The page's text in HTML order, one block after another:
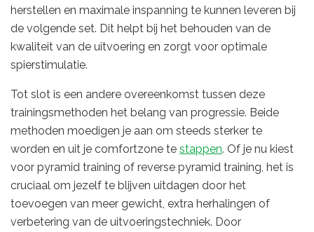
herstellen en maximale inspanning te kunnen leveren bij
de volgende set. Dit helpt bij het behouden van de
kwaliteit van de uitvoering en zorgt voor optimale
spierstimulatie.
Tot slot is een andere overeenkomst tussen deze
trainingsmethoden het belang van progressie. Beide
methoden moedigen je aan om steeds sterker te
worden en uit je comfortzone te stappen. Of je nu kiest
voor pyramid training of reverse pyramid training, het is
cruciaal om jezelf te blijven uitdagen door het
toevoegen van meer gewicht, extra herhalingen of
verbetering van de uitvoeringstechniek. Door